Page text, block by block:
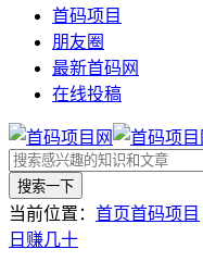
首码项目
朋友圈
最新首码网
在线投稿
搜索一下
当前位置： 首页首码项目
日赚几十